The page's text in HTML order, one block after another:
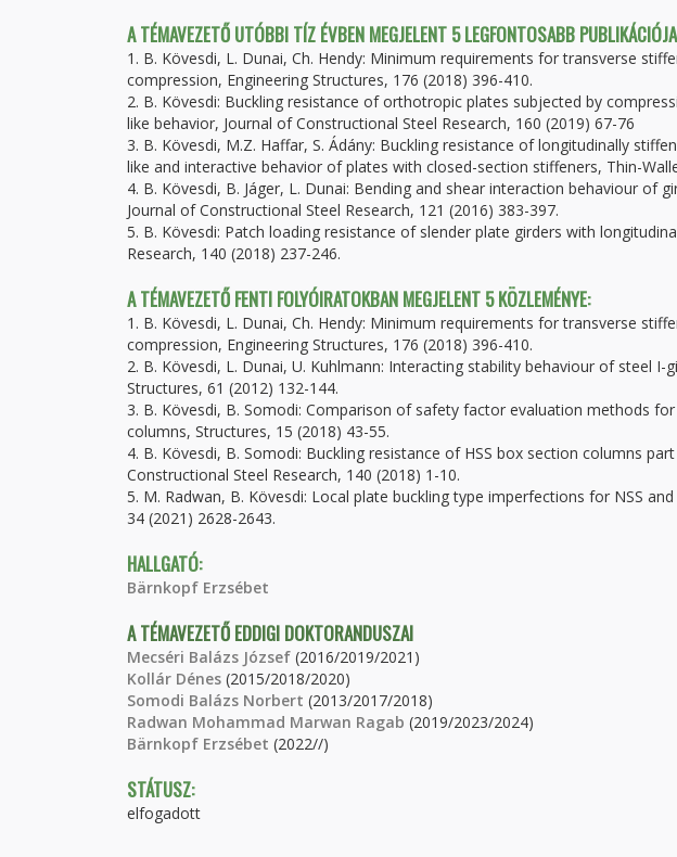
A TÉMAVEZETŐ UTÓBBI TÍZ ÉVBEN MEGJELENT 5 LEGFONTOSABB
1. B. Kövesdi, L. Dunai, Ch. Hendy: Minimum requirements for transverse
compression, Engineering Structures, 176 (2018) 396-410.
2. B. Kövesdi: Buckling resistance of orthotropic plates subjected by
like behavior, Journal of Constructional Steel Research, 160 (2019) 67-76
3. B. Kövesdi, M.Z. Haffar, S. Ádány: Buckling resistance of longitudinally
like and interactive behavior of plates with closed-section stiffeners, Thin-
4. B. Kövesdi, B. Jáger, L. Dunai: Bending and shear interaction behaviour of
Journal of Constructional Steel Research, 121 (2016) 383-397.
5. B. Kövesdi: Patch loading resistance of slender plate girders with
Research, 140 (2018) 237-246.
A TÉMAVEZETŐ FENTI FOLYÓIRATOKBAN MEGJELENT 5 KÖZLEMÉNYE:
1. B. Kövesdi, L. Dunai, Ch. Hendy: Minimum requirements for transverse
compression, Engineering Structures, 176 (2018) 396-410.
2. B. Kövesdi, L. Dunai, U. Kuhlmann: Interacting stability behaviour of steel
Structures, 61 (2012) 132-144.
3. B. Kövesdi, B. Somodi: Comparison of safety factor evaluation methods
columns, Structures, 15 (2018) 43-55.
4. B. Kövesdi, B. Somodi: Buckling resistance of HSS box section columns
Constructional Steel Research, 140 (2018) 1-10.
5. M. Radwan, B. Kövesdi: Local plate buckling type imperfections for NSS
34 (2021) 2628-2643.
HALLGATÓ:
Bärnkopf Erzsébet
A TÉMAVEZETŐ EDDIGI DOKTORANDUSZAI
Mecséri Balázs József (2016/2019/2021)
Kollár Dénes (2015/2018/2020)
Somodi Balázs Norbert (2013/2017/2018)
Radwan Mohammad Marwan Ragab (2019/2023/2024)
Bärnkopf Erzsébet (2022//)
STÁTUSZ:
elfogadott